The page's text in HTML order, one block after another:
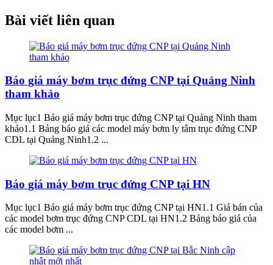
Bài viết liên quan
Báo giá máy bơm trục đứng CNP tại Quảng Ninh
tham khảo
Mục lục1 Báo giá máy bơm trục đứng CNP tại Quảng Ninh tham
khảo1.1 Bảng báo giá các model máy bơm ly tâm trục đứng CNP
CDL tại Quảng Ninh1.2 ...
Báo giá máy bơm trục đứng CNP tại HN
Mục lục1 Báo giá máy bơm trục đứng CNP tại HN1.1 Giá bán của
các model bơm trục đứng CNP CDL tại HN1.2 Bảng báo giá của
các model bơm ...